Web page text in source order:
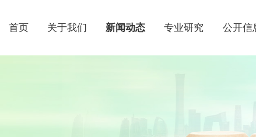
首页 关于我们 新闻动态 专业研究 公开信